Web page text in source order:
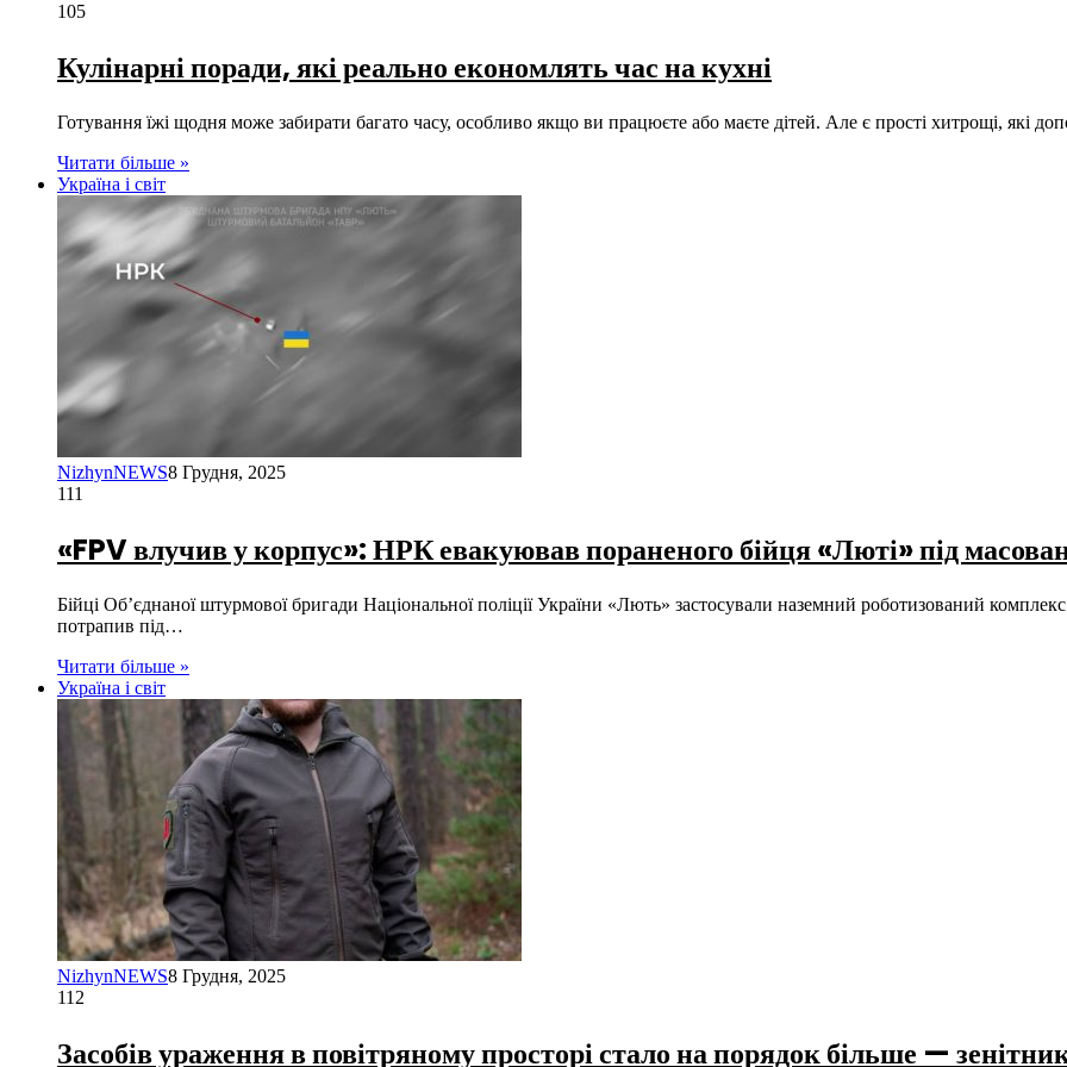
105
Кулінарні поради, які реально економлять час на кухні
Готування їжі щодня може забирати багато часу, особливо якщо ви працюєте або маєте дітей. Але є прості хитрощі, які
Читати більше »
Україна і світ
NizhynNEWS8 Грудня, 2025
111
«FPV влучив у корпус»: НРК евакуював пораненого бійця «Люті» під
Бійці Об’єднаної штурмової бригади Національної поліції України «Лють» застосували наземний роботизований
потрапив під…
Читати більше »
Україна і світ
NizhynNEWS8 Грудня, 2025
112
Засобів ураження в повітряному просторі стало на порядок більше —